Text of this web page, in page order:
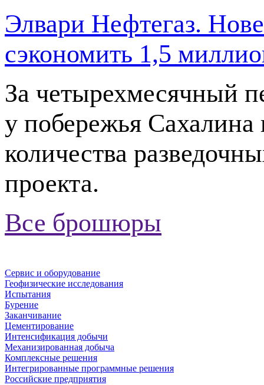
Элвари Нефтегаз.
сэкономить 1,5
За четырехмесячный
у побережья Сахалина
количества
проекта.
Все брошюры
Сервис и оборудование
Геофизические исследования
Испытания
Бурение
Заканчивание
Цементирование
Интенсификация добычи
Механизированная добыча
Комплексные решения
Интегрированные программные решения
Российские предприятия